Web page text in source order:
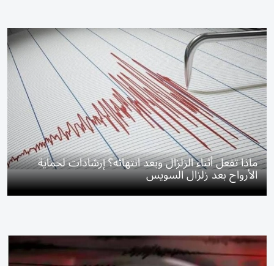
ماذا تفعل أثناء الزلزال وبعد انتهائه؟ إرشادات لحماية
الأرواح بعد زلزال السويس